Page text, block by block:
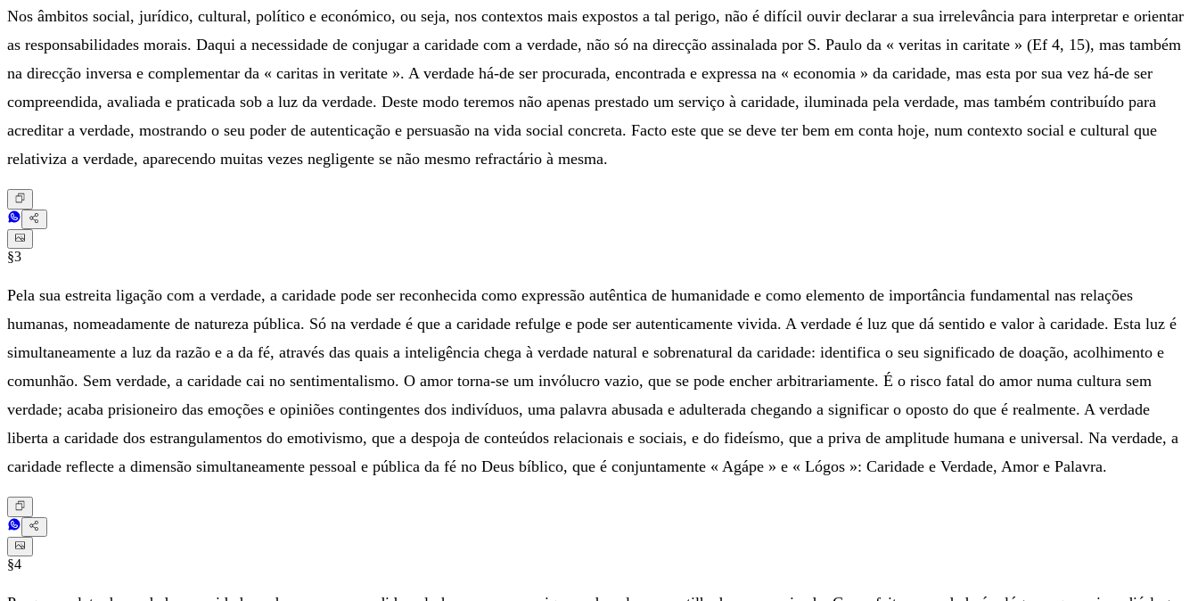
Nos âmbitos social, jurídico, cultural, político e económico, ou seja, nos contextos mais expostos a tal perigo, não é difícil ouvir declarar a sua irrelevância para interpretar e orientar
as responsabilidades morais. Daqui a necessidade de conjugar a caridade com a verdade, não só na direcção assinalada por S. Paulo da « veritas in caritate » (Ef 4, 15), mas também
na direcção inversa e complementar da « caritas in veritate ». A verdade há-de ser procurada, encontrada e expressa na « economia » da caridade, mas esta por sua vez há-de ser
compreendida, avaliada e praticada sob a luz da verdade. Deste modo teremos não apenas prestado um serviço à caridade, iluminada pela verdade, mas também contribuído para
acreditar a verdade, mostrando o seu poder de autenticação e persuasão na vida social concreta. Facto este que se deve ter bem em conta hoje, num contexto social e cultural que
relativiza a verdade, aparecendo muitas vezes negligente se não mesmo refractário à mesma.
§3
Pela sua estreita ligação com a verdade, a caridade pode ser reconhecida como expressão autêntica de humanidade e como elemento de importância fundamental nas relações
humanas, nomeadamente de natureza pública. Só na verdade é que a caridade refulge e pode ser autenticamente vivida. A verdade é luz que dá sentido e valor à caridade. Esta luz é
simultaneamente a luz da razão e a da fé, através das quais a inteligência chega à verdade natural e sobrenatural da caridade: identifica o seu significado de doação, acolhimento e
comunhão. Sem verdade, a caridade cai no sentimentalismo. O amor torna-se um invólucro vazio, que se pode encher arbitrariamente. É o risco fatal do amor numa cultura sem
verdade; acaba prisioneiro das emoções e opiniões contingentes dos indivíduos, uma palavra abusada e adulterada chegando a significar o oposto do que é realmente. A verdade
liberta a caridade dos estrangulamentos do emotivismo, que a despoja de conteúdos relacionais e sociais, e do fideísmo, que a priva de amplitude humana e universal. Na verdade, a
caridade reflecte a dimensão simultaneamente pessoal e pública da fé no Deus bíblico, que é conjuntamente « Agápe » e « Lógos »: Caridade e Verdade, Amor e Palavra.
§4